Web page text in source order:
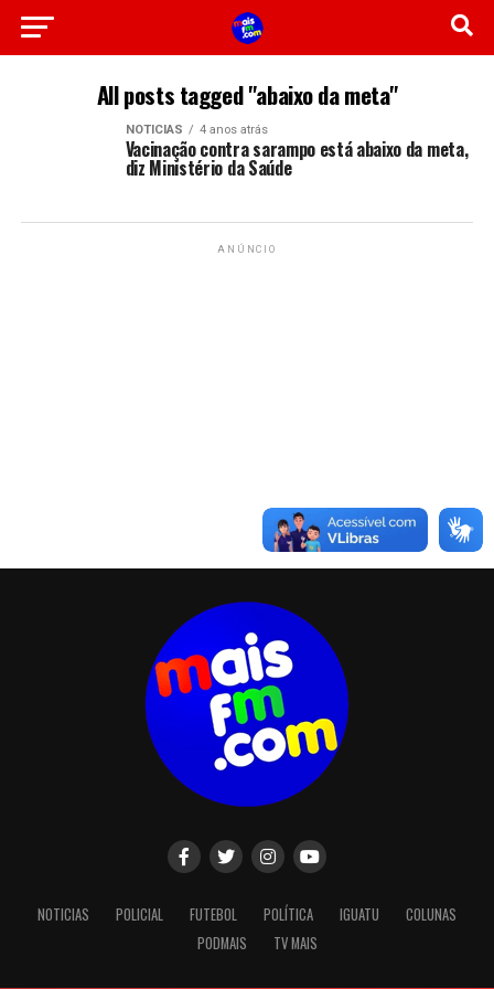
All posts tagged "abaixo da meta"
NOTICIAS 4 anos atrás
Vacinação contra sarampo está abaixo da meta,
diz Ministério da Saúde
ANÚNCIO
NOTICIAS POLICIAL FUTEBOL POLÍTICA IGUATU
COLUNAS
PODMAIS
TV MAIS